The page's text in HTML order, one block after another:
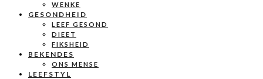
WENKE
GESONDHEID
LEEF GESOND
DIEET
FIKSHEID
BEKENDES
ONS MENSE
LEEFSTYL